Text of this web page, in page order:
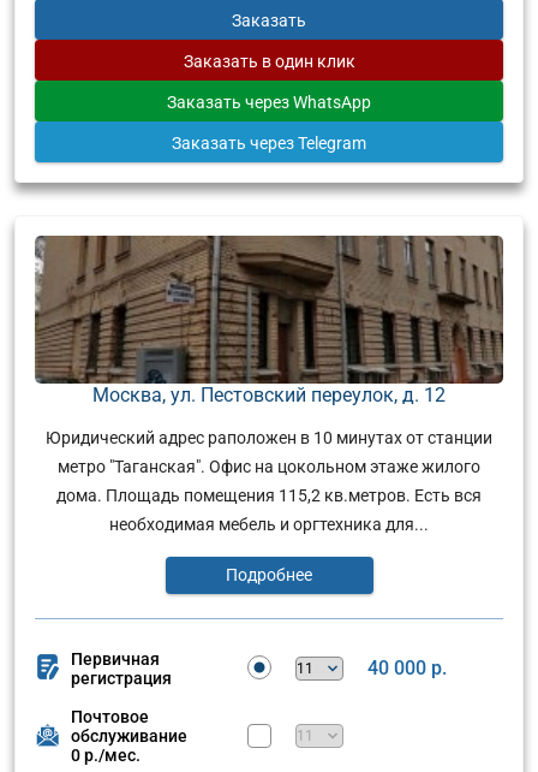
Заказать
Заказать в один клик
Заказать через WhatsApp
Заказать через Telegram
Москва, ул. Пестовский переулок, д. 12
Юридический адрес раположен в 10 минутах от станции
метро "Таганская". Офис на цокольном этаже жилого
дома. Площадь помещения 115,2 кв.метров. Есть вся
необходимая мебель и оргтехника для...
Подробнее
Первичная
регистрация
40 000 р.
Почтовое
обслуживание
0 р./мес.